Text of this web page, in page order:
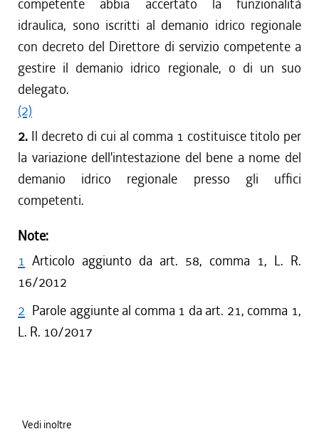
competente abbia accertato la funzionalità
idraulica, sono iscritti al demanio idrico regionale
con decreto del Direttore di servizio competente a
gestire il demanio idrico regionale, o di un suo
delegato.
(2)
2. Il decreto di cui al comma 1 costituisce titolo per
la variazione dell'intestazione del bene a nome del
demanio idrico regionale presso gli uffici
competenti.
Note:
1 Articolo aggiunto da art. 58, comma 1, L. R.
16/2012
2 Parole aggiunte al comma 1 da art. 21, comma 1,
L. R. 10/2017
Vedi inoltre